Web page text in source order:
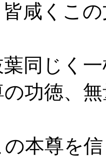
咸くこ
同じく
功徳、
本尊を